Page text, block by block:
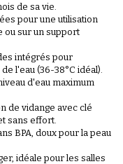
de sa vie.
pour une utilisation
ou sur un support
intégrés pour
l'eau (36-38°C idéal).
d'eau maximum
de vidange avec clé
sans effort.
BPA, doux pour la peau
idéale pour les salles